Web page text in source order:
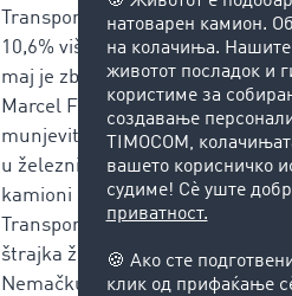
Transportni barometar je
10,6% više naloga za tovar
maj je zbog mnogo praznika u
Marcel Frings, glavni
munjeviti rast: „U maju su se u
u železničkom transportu robe.
kamioni su morali da priteknu u
Transportni barometar je
štrajka železnice korist su imali
Nemačku da popune kapacitete.“